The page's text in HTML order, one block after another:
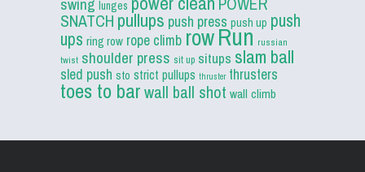
lunges
SNATCH pullups push press push up push
ups ring row rope climb rowRun russian
twist shoulder press sit up situps slam ball
sled push sto strict pullups thruster thrusters
toes to barwall ball shot wall climb